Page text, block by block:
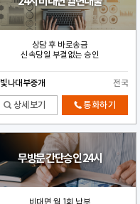
상담 후 바로송금
신속당일 부결없는 승인
빛나대부중개 전국
상세보기 통화하기
무방문 간단승인 24시